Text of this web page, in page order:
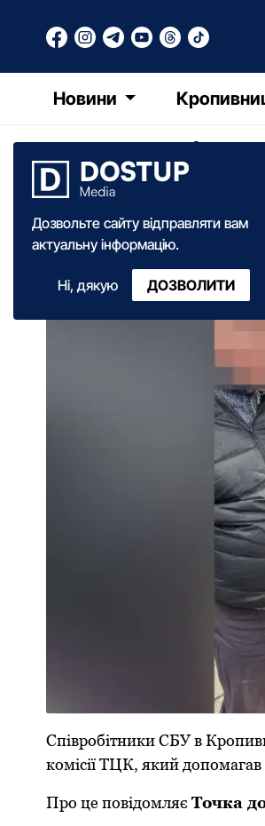
Новини
Дозвольте сайту відправляти вам
актуальну інформацію.
Ні, дякую ДОЗВОЛИТИ
На хабарі
Катерина Федченко
11 листопада·2024
Співpобітники СБУ в
комісії ТЦК, який
Пpо це повідомляє Точка